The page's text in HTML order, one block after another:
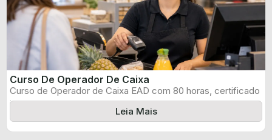
Curso De Operador De Caixa
Curso de Operador de Caixa EAD com 80 horas, certificado
informado pelo produtor ...
Leia Mais